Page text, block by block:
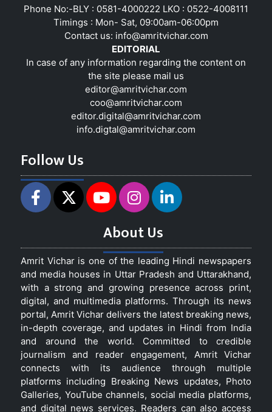
Phone No:-BLY : 0581-4000222 LKO : 0522-4008111
Timings : Mon- Sat, 09:00am-06:00pm
Contact us: info@amritvichar.com
EDITORIAL
In case of any information regarding the content on
the site please mail us
editor@amritvichar.com
coo@amritvichar.com
editor.digital@amritvichar.com
info.digtal@amritvichar.com
Follow Us
About Us
Amrit Vichar is one of the leading Hindi newspapers
and media houses in Uttar Pradesh and Uttarakhand,
with a strong and growing presence across print,
digital, and multimedia platforms. Through its news
portal, Amrit Vichar delivers the latest breaking news,
in-depth coverage, and updates in Hindi from India
and around the world. Committed to credible
journalism and reader engagement, Amrit Vichar
connects with its audience through multiple
platforms including Breaking News updates, Photo
Galleries, YouTube channels, social media platforms,
and digital news services. Readers can also access